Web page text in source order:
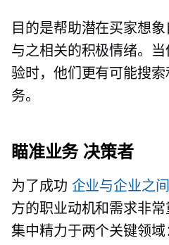
目的是帮助潜在买家想
与之相关的积极情绪。
验时，他们更有可能搜
务。
瞄准业务 决策者
为了成功 企业与企业之间
方的职业动机和需求非
集中精力于两个关键领域